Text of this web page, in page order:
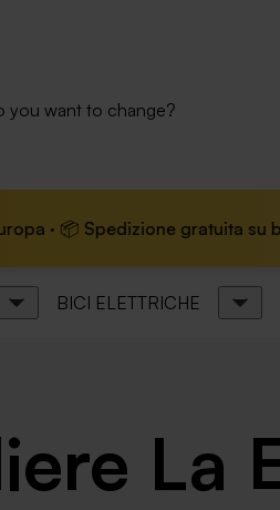
you want to change?
gratuita su biciclette
BICI ELETTRICHE
La